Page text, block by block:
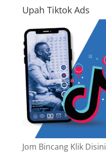
Upah Tiktok Ads
Jom Bincang Klik Disini